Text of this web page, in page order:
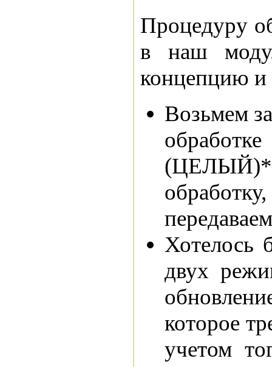
Процедуру
в наш
концепцию и
Возьмем
Хотелось
двух
которое
учетом